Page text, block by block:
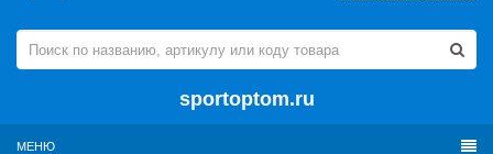
sportoptom.ru
МЕНЮ